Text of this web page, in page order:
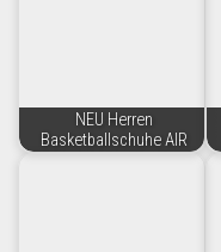
NEU Herren
Basketballschuhe AIR